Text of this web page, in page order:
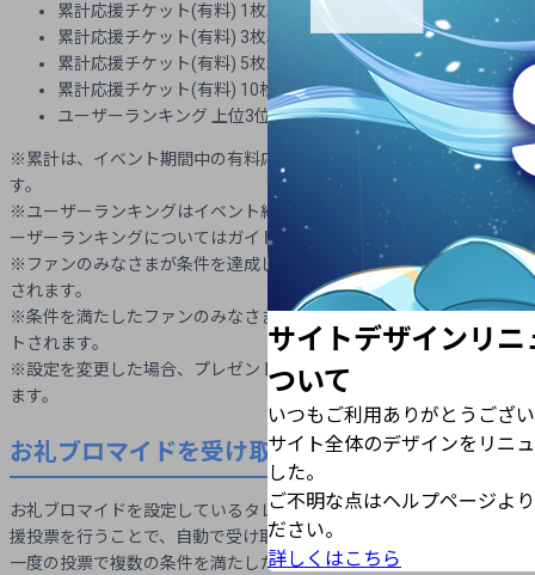
累計応援チケット(有料) 1枚以上
累計応援チケット(有料) 3枚以上
累計応援チケット(有料) 5枚以上
累計応援チケット(有料) 10枚以上
ユーザーランキング 上位3位以上
※累計は、イベント期間中の有料応援チケットの投票枚数を指しま
す。
※ユーザーランキングはイベント終了時の順位で決定されます。ユ
ーザーランキングについてはガイドをご覧ください。
※ファンのみなさまが条件を達成した時点で、自動的にプレゼント
されます。
※条件を満たしたファンのみなさまに自動でブロマイドがプレゼン
トされます。
※設定を変更した場合、プレゼント済みのブロマイドにも反映され
ます。
お礼ブロマイドを受け取るには？
お礼ブロマイドを設定しているタレントにその達成条件を満たす応
援投票を行うことで、自動で受け取ることができます。
一度の投票で複数の条件を満たした場合は、まとめて受け取りいた
サイトデザインリニ
ついて
いつもご利用ありがとうござ
サイト全体のデザインをリニ
した。
ご不明な点はヘルプページよ
ださい。
詳しくはこちら